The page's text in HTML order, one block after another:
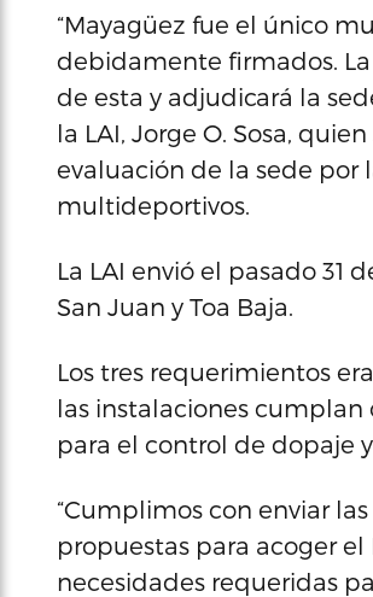
“Mayagüez fue el único
debidamente firmados.
de esta y adjudicará la
la LAI, Jorge O. Sosa,
evaluación de la sede por
multideportivos.
La LAI envió el pasado 31
San Juan y Toa Baja.
Los tres requerimientos
las instalaciones
para el control de dopaje
“Cumplimos con enviar
propuestas para acoger
necesidades requeridas